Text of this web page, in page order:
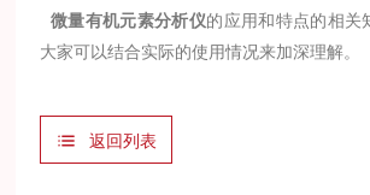
微量有机元素分析仪的应用和特点的相关
大家可以结合实际的使用情况来加深理解。
返回列表